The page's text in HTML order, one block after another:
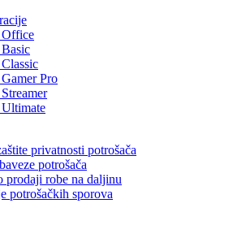
Pro
privatnosti potrošača
potrošača
prodaji robe na daljinu
potrošačkih sporova